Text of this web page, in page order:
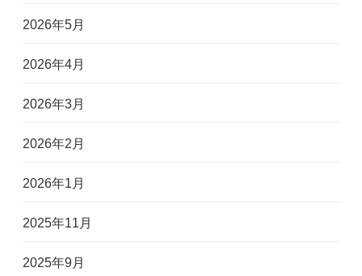
2026年5月
2026年4月
2026年3月
2026年2月
2026年1月
2025年11月
2025年9月